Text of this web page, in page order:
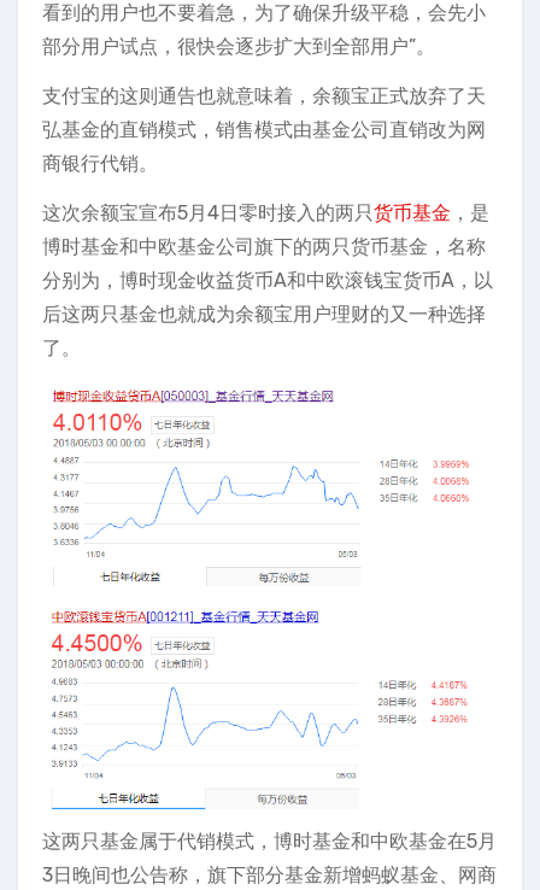
看到的用户也不要着急，为了确保升级平稳，会先小
部分用户试点，很快会逐步扩大到全部用户”。
支付宝的这则通告也就意味着，余额宝正式放弃了天
弘基金的直销模式，销售模式由基金公司直销改为网
商银行代销。
这次余额宝宣布5月4日零时接入的两只货币基金 ，是
博时基金和中欧基金公司旗下的两只货币基金，名称
分别为，博时现金收益货币A和中欧滚钱宝货币A，以
后这两只基金也就成为余额宝用户理财的又一种选择
了。
这两只基金属于代销模式，博时基金和中欧基金在5月
3日晚间也公告称，旗下部分基金新增蚂蚁基金、网商